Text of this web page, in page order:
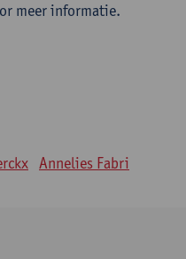
meer informatie.
Annelies Fabri